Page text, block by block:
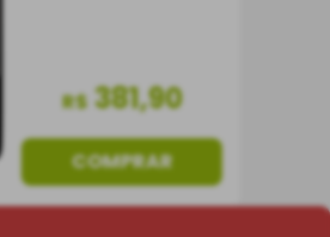
R$ 381,90
COMPRAR